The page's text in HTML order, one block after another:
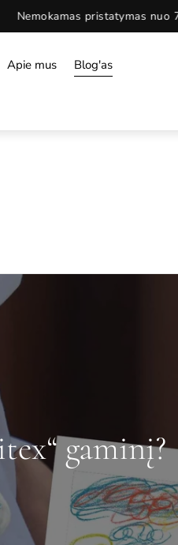
pristatymas nuo 70€
Apie mus Blog'as
gaminį?